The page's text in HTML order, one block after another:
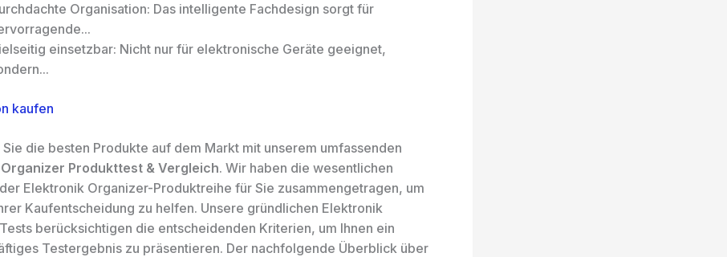
Organisation: Das intelligente Fachdesign sorgt für
einsetzbar: Nicht nur für elektronische Geräte geeignet,
kaufen
die besten Produkte auf dem Markt mit unserem umfassenden
Produkttest & Vergleich. Wir haben die wesentlichen
Elektronik Organizer-Produktreihe für Sie zusammengetragen, um
Kaufentscheidung zu helfen. Unsere gründlichen Elektronik
berücksichtigen die entscheidenden Kriterien, um Ihnen ein
Testergebnis zu präsentieren. Der nachfolgende Überblick über